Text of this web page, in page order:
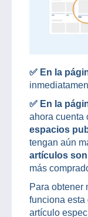
✅ En la
✅ En la
ahora cuenta
espacios
tengan aún
artículos
más
Para obtener
funciona esta
artículo